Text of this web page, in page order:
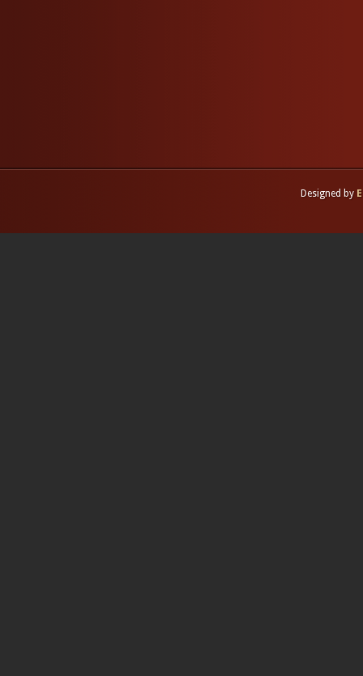
Designed by